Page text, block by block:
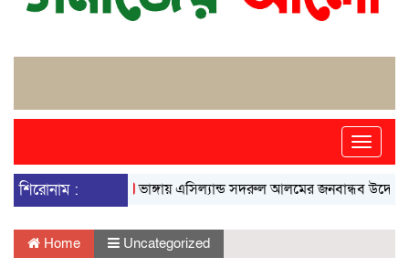
Toggle
শিরোনাম :
ভাঙ্গায় এসিল্যান্ড সদরুল আলমের জনবান্ধব উদ্যোগে
Home Uncategorized